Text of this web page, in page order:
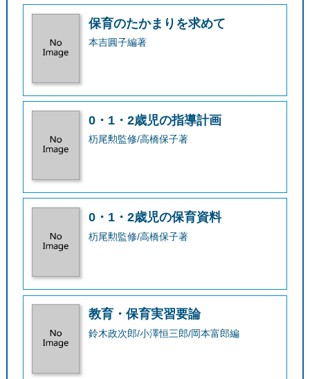
保育のたかまりを求めて
本吉圓子編著
0・1・2歳児の指導計画
杤尾勲監修/高橋保子著
0・1・2歳児の保育資料
杤尾勲監修/高橋保子著
教育・保育実習要論
鈴木政次郎/小澤恒三郎/岡本富郎編